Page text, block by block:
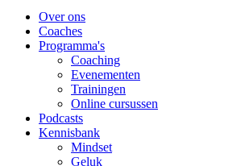
Over ons
Coaches
Programma's
Coaching
Evenementen
Trainingen
Online cursussen
Podcasts
Kennisbank
Mindset
Geluk